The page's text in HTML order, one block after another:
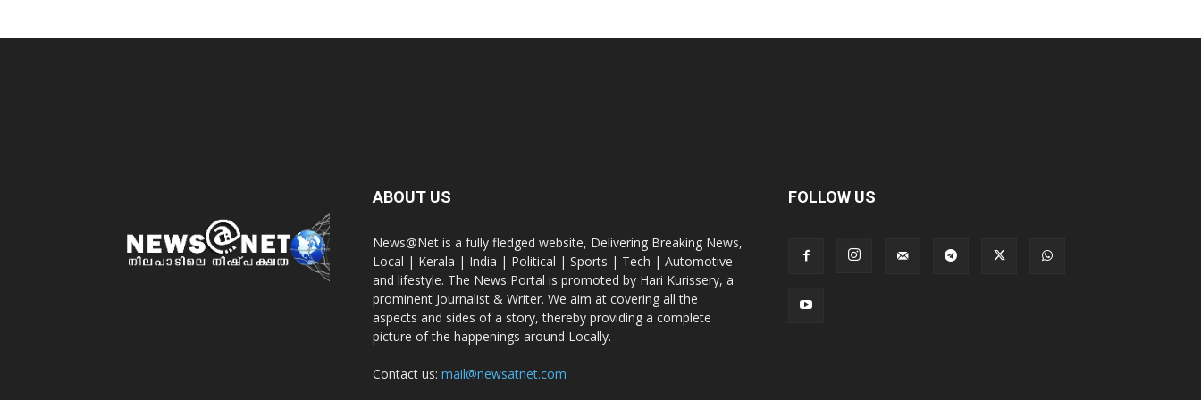
ABOUT US
News@Net is a fully fledged website, Delivering Breaking News,
Local | Kerala | India | Political | Sports | Tech | Automotive
and lifestyle. The News Portal is promoted by Hari Kurissery, a
prominent Journalist & Writer. We aim at covering all the
aspects and sides of a story, thereby providing a complete
picture of the happenings around Locally.
Contact us: mail@newsatnet.com
FOLLOW US